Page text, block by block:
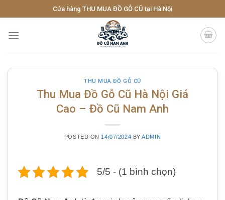
to
content
Cửa hàng THU MUA ĐỒ GỖ CŨ tại Hà Nội
THU MUA ĐỒ GỖ CŨ
Thu Mua Đồ Gỗ Cũ Hà Nội Giá
Cao – Đồ Cũ Nam Anh
POSTED ON 14/07/2024 BYADMIN
5/5 - (1 bình chọn)